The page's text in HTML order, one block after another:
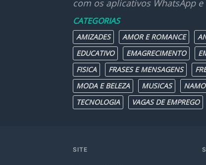
com os aplicativos WhatsApp e
CATEGORIAS
AMIZADES AMOR E ROMANCE
EDUCATIVO
EMAGRECIMENTO
FISICA
FRASES E MENSAGENS
MODA E BELEZA
MUSICAS
TECNOLOGIA
VAGAS DE EMPREGO
SITE